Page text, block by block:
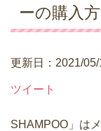
ーの購入
更新日：2021/05/
ツイート
SHAMPOO」は